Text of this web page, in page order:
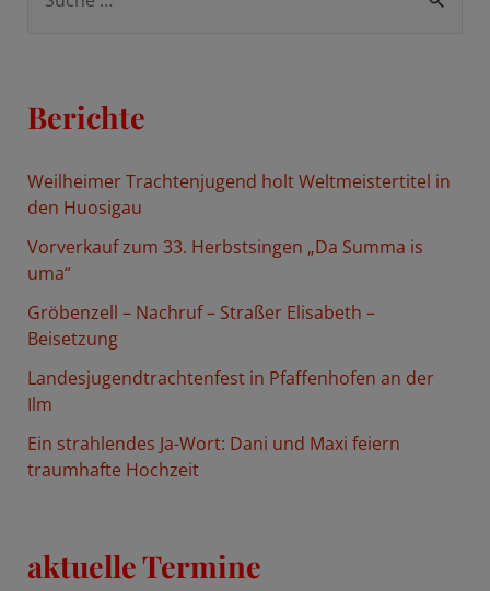
e
n
:
Berichte
Weilheimer Trachtenjugend holt Weltmeistertitel in
den Huosigau
Vorverkauf zum 33. Herbstsingen „Da Summa is
uma“
Gröbenzell – Nachruf – Straßer Elisabeth –
Beisetzung
Landesjugendtrachtenfest in Pfaffenhofen an der
Ilm
Ein strahlendes Ja-Wort: Dani und Maxi feiern
traumhafte Hochzeit
aktuelle Termine